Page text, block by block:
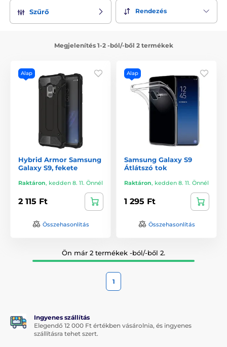
Szűrő Rendezés
Megjelenítés 1-2 -ból/-ből 2 termékek
Alap
Hybrid Armor Samsung
Galaxy S9, fekete
Raktáron, kedden 8. 11. Önnél
2 115 Ft
Összehasonlítás
Alap
Samsung Galaxy S9
Átlátszó tok
Raktáron, kedden 8. 11. Önnél
1 295 Ft
Összehasonlítás
Ön már 2 termékek -ból/-ből 2.
1
Ingyenes szállítás
Elegendő 12 000 Ft értékben vásárolnia, és ingyenes
szállításra tehet szert.